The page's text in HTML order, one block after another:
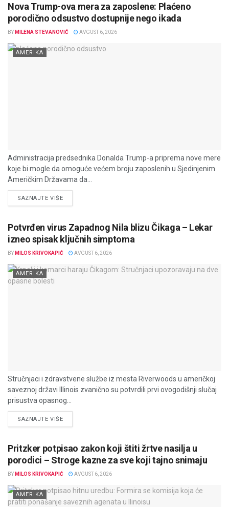
Nova Trump-ova mera za zaposlene: Plaćeno
porodično odsustvo dostupnije nego ikada
BY MILENA STEVANOVIĆ AVGUST 6, 2026
AMERIKA
Administracija predsednika Donalda Trump-a priprema nove mere
koje bi mogle da omoguće većem broju zaposlenih u Sjedinjenim
Američkim Državama da...
SAZNAJTE VIŠEDETAILS
Potvrđen virus Zapadnog Nila blizu Čikaga – Lekar
izneo spisak ključnih simptoma
BY MILOS KRIVOKAPIĆ AVGUST 6, 2026
AMERIKA
Stručnjaci i zdravstvene službe iz mesta Riverwoods u američkoj
saveznoj državi Illinois zvanično su potvrdili prvi ovogodišnji slučaj
prisustva opasnog...
SAZNAJTE VIŠEDETAILS
Pritzker potpisao zakon koji štiti žrtve nasilja u
porodici – Stroge kazne za sve koji tajno snimaju
BY MILOS KRIVOKAPIĆ AVGUST 6, 2026
AMERIKA